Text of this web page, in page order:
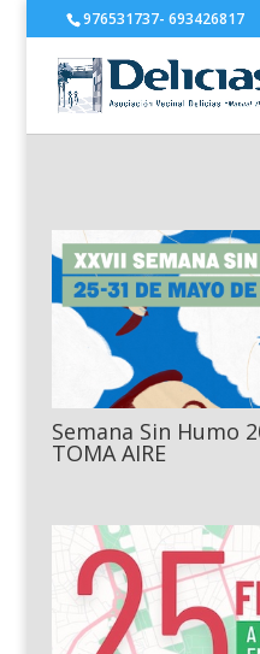
976531737- 693426817
Semana Sin Humo
TOMA AIRE